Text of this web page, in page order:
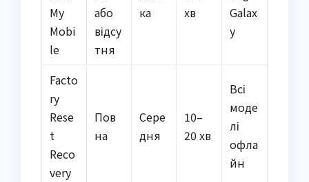
My
Mobi
le
або
відсу
тня
ка
хв
Galax
y
Facto
ry
Rese
t
Reco
very
Пов
на
Сере
дня
10–
20 хв
Всі
моде
лі
офла
йн